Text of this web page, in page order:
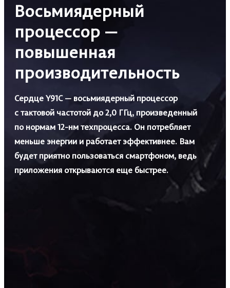
Восьмиядерный
процессор —
повышенная
производительность
Сердце Y91C — восьмиядерный процессор
с тактовой частотой до 2,0 ГГц, произведенный
по нормам 12-нм техпроцесса. Он потребляет
меньше энергии и работает эффективнее. Вам
будет приятно пользоваться смартфоном, ведь
приложения открываются еще быстрее.